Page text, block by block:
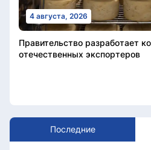
4 августа, 2026
Правительство разработает
отечественных экспортеров
Последние